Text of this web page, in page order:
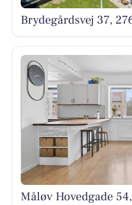
Brydegårdsvej 37,
Måløv Hovedgade